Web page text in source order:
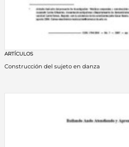
ARTÍCULOS
Construcción del sujeto en danza